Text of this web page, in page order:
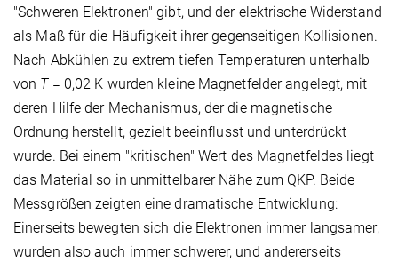
"Schweren Elektronen" gibt, und der elektrische Widerstand
als Maß für die Häufigkeit ihrer gegenseitigen Kollisionen.
Nach Abkühlen zu extrem tiefen Temperaturen unterhalb
von T= 0,02 K wurden kleine Magnetfelder angelegt, mit
deren Hilfe der Mechanismus, der die magnetische
Ordnung herstellt, gezielt beeinflusst und unterdrückt
wurde. Bei einem "kritischen" Wert des Magnetfeldes liegt
das Material so in unmittelbarer Nähe zum QKP. Beide
Messgrößen zeigten eine dramatische Entwicklung:
Einerseits bewegten sich die Elektronen immer langsamer,
wurden also auch immer schwerer, und andererseits